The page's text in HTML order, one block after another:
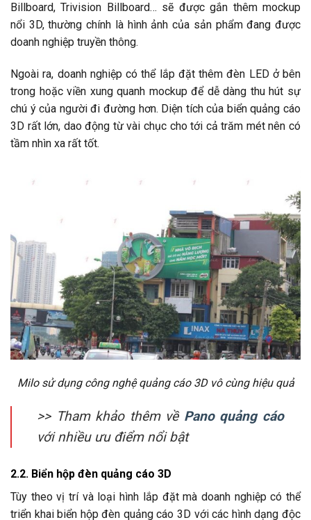
Billboard, Trivision Billboard… sẽ được gắn thêm mockup
nổi 3D, thường chính là hình ảnh của sản phẩm đang được
doanh nghiệp truyền thông.
Ngoài ra, doanh nghiệp có thể lắp đặt thêm đèn LED ở bên
trong hoặc viền xung quanh mockup để dễ dàng thu hút sự
chú ý của người đi đường hơn. Diện tích của biển quảng cáo
3D rất lớn, dao động từ vài chục cho tới cả trăm mét nên có
tầm nhìn xa rất tốt.
Milo sử dụng công nghệ quảng cáo 3D vô cùng hiệu quả
>> Tham khảo thêm về Pano quảng cáo
với nhiều ưu điểm nổi bật
2.2. Biển hộp đèn quảng cáo 3D
Tùy theo vị trí và loại hình lắp đặt mà doanh nghiệp có thể
triển khai biển hộp đèn quảng cáo 3D với các hình dạng độc